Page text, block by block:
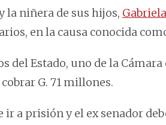
la niñera de sus hijos,
en la causa conocida
del Estado, uno de la
G. 71 millones.
ir a prisión y el ex senador